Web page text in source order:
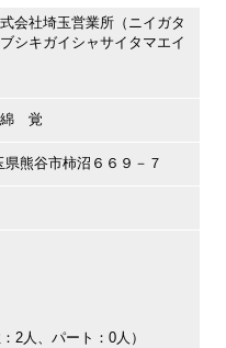
会社埼玉営業所（ニイガタ
シキガイシャサイタマエイ
綿 覚
県熊谷市柿沼６６９－７
2人、パート：0人）